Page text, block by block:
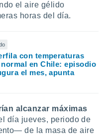
el aire gélido
horas del día.
con temperaturas
en Chile: episodio
el mes, apunta
alcanzar máximas
día jueves, periodo de
de la masa de aire